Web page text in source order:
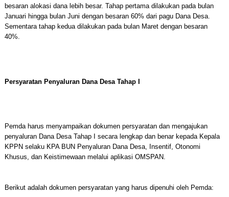
besaran alokasi dana lebih besar. Tahap pertama dilakukan pada bulan
Januari hingga bulan Juni dengan besaran 60% dari pagu Dana Desa.
Sementara tahap kedua dilakukan pada bulan Maret dengan besaran
40%.
Persyaratan Penyaluran Dana Desa Tahap I
Pemda harus menyampaikan dokumen persyaratan dan mengajukan
penyaluran Dana Desa Tahap I secara lengkap dan benar kepada Kepala
KPPN selaku KPA BUN Penyaluran Dana Desa, Insentif, Otonomi
Khusus, dan Keistimewaan melalui aplikasi OMSPAN.
Berikut adalah dokumen persyaratan yang harus dipenuhi oleh Pemda: